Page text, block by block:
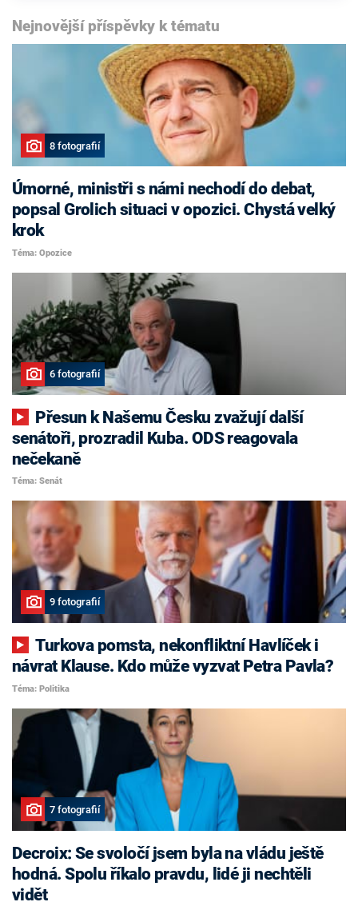
Nejnovější příspěvky k tématu
8 fotografií
Úmorné, ministři s námi nechodí do debat,
popsal Grolich situaci v opozici. Chystá velký
krok
Téma: Opozice
6 fotografií
senátoři, prozradil Kuba. ODS reagovala
nečekaně
Téma: Senát
9 fotografií
Turkova pomsta, nekonfliktní Havlíček i
návrat Klause. Kdo může vyzvat Petra Pavla?
Téma: Politika
7 fotografií
Decroix: Se svoločí jsem byla na vládu ještě
hodná. Spolu říkalo pravdu, lidé ji nechtěli
vidět